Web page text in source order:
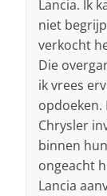
Lancia. Ik
niet
verkocht
Die
ik vrees
opdoeken.
Chrysler
binnen
ongeacht
Lancia